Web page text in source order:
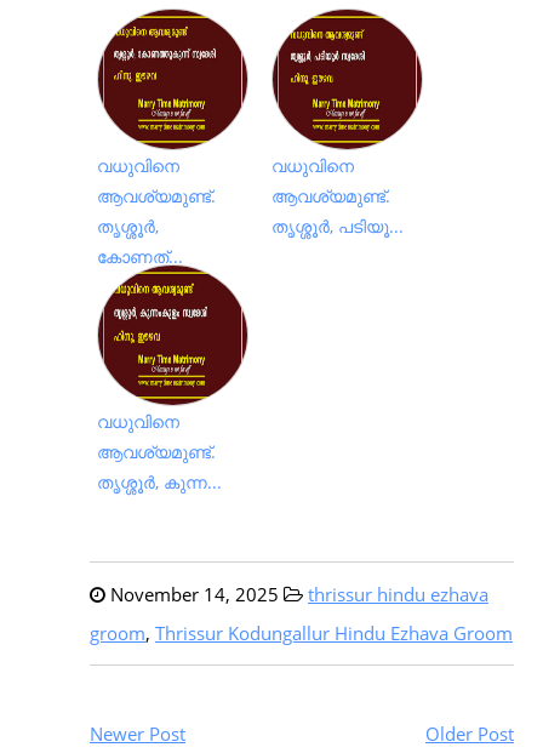
വധുവിനെ
ആവശ്യമുണ്ട്.
തൃശ്ശൂർ,
കോണത്...
വധുവിനെ
ആവശ്യമുണ്ട്.
തൃശ്ശൂർ, പടിയൂ...
വധുവിനെ
ആവശ്യമുണ്ട്.
തൃശ്ശൂർ, കുന്ന...
November 14, 2025
thrissur hindu ezhava
groom, Thrissur Kodungallur Hindu Ezhava Groom
Newer Post Older Post